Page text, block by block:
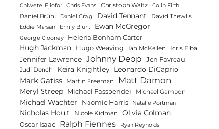
Chiwetel Ejiofor Chris Evans Christoph Waltz Colin Firth
Daniel Brühl Daniel Craig David Tennant David Thewlis
Eddie Marsan Emily Blunt Ewan McGregor
George Clooney Helena Bonham Carter
Hugh Jackman Hugo Weaving Ian McKellen Idris Elba
Jennifer Lawrence Johnny Depp Jon Favreau
Judi Dench Keira Knightley Leonardo DiCaprio
Mark Gatiss Martin Freeman Matt Damon
Meryl Streep Michael Fassbender Michael Gambon
Michael Wächter Naomie Harris Natalie Portman
Nicholas Hoult Nicole Kidman Olivia Colman
Oscar Isaac Ralph Fiennes Ryan Reynolds